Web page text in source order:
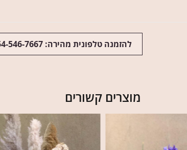
להזמנה טלפונית מהירה: 054-546-7667
מוצרים קשורים